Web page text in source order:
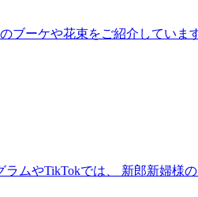
ブーケや花束をご紹介していま
ラムやTikTokでは、 新郎新婦様